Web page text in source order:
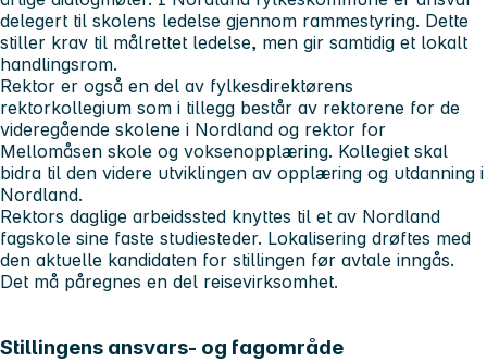
delegert til skolens ledelse gjennom rammestyring. Dette
stiller krav til målrettet ledelse, men gir samtidig et lokalt
handlingsrom.
Rektor er også en del av fylkesdirektørens
rektorkollegium som i tillegg består av rektorene for de
videregående skolene i Nordland og rektor for
Mellomåsen skole og voksenopplæring. Kollegiet skal
bidra til den videre utviklingen av opplæring og utdanning i
Nordland.
Rektors daglige arbeidssted knyttes til et av Nordland
fagskole sine faste studiesteder. Lokalisering drøftes med
den aktuelle kandidaten for stillingen før avtale inngås.
Det må påregnes en del reisevirksomhet.
Stillingens ansvars- og fagområde